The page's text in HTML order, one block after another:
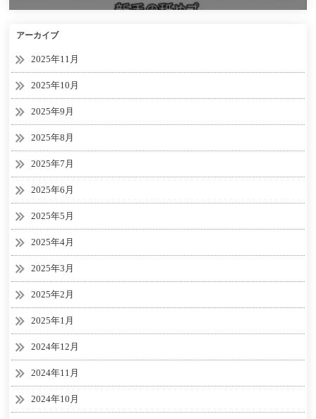
アーカイブ
2025年11月
2025年10月
2025年9月
2025年8月
2025年7月
2025年6月
2025年5月
2025年4月
2025年3月
2025年2月
2025年1月
2024年12月
2024年11月
2024年10月